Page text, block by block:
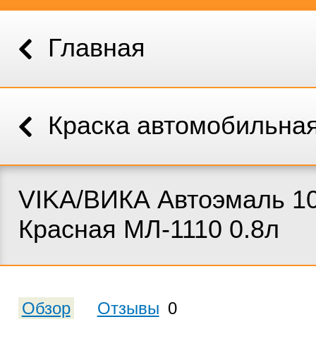
Главная
Краска
VIKA/ВИКА Автоэмаль
Красная МЛ-1110 0.8л
Обзор Отзывы 0